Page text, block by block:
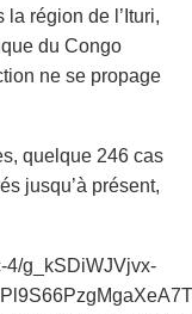
région de l’Ituri,
du Congo
ne se propage
quelque 246 cas
jusqu’à présent,